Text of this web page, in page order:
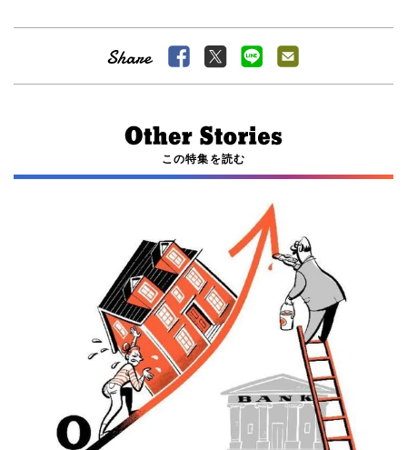
この特集を読む